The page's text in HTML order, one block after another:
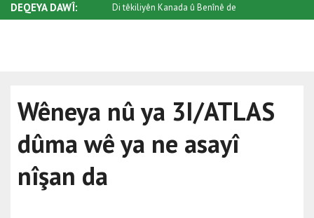
DEQEYA DAWÎ:
re bang kir ku Di têkiliyên Kanada û Benînê de
Wêneya nû ya 3I/ATLAS
dûma wê ya ne asayî
nîşan da